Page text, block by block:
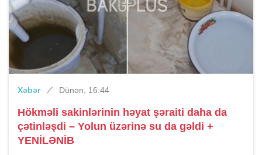
Xəbər Dünən, 16:44
Hökməli sakinlərinin həyat şəraiti daha da
çətinləşdi – Yolun üzərinə su da gəldi +
YENİLƏNİB